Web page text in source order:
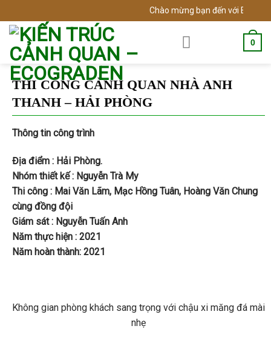
to
content
Chào mừng bạn đến với Ecogarden
0
THI CÔNG CẢNH QUAN NHÀ ANH
THANH – HẢI PHÒNG
Thông tin công trình
Địa điểm : Hải Phòng.
Nhóm thiết kế : Nguyễn Trà My
Thi công : Mai Văn Lãm, Mạc Hồng Tuân, Hoàng Văn Chung
cùng đồng đội
Giám sát : Nguyễn Tuấn Anh
Năm thực hiện : 2021
Năm hoàn thành: 2021
Không gian phòng khách sang trọng với chậu xi măng đá mài
nhẹ